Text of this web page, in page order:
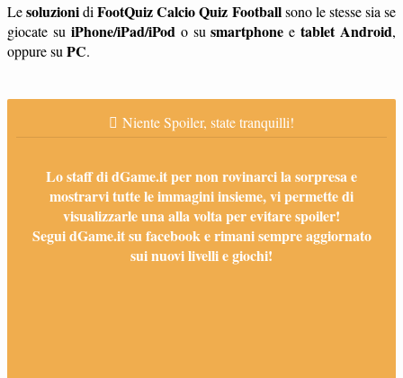
LesoluzionidiFootQuiz Calcio Quiz Footballsono le stesse sia se
giocate su iPhone/iPad/iPod o susmartphone etablet Android,
oppure su PC.
Niente Spoiler, state tranquilli!
Lo staff di dGame.it per non rovinarci la sorpresa e
mostrarvi tutte le immagini insieme, vi permette di
visualizzarle una alla volta per evitare spoiler!
Segui dGame.it su facebook e rimani sempre aggiornato
sui nuovi livelli e giochi!